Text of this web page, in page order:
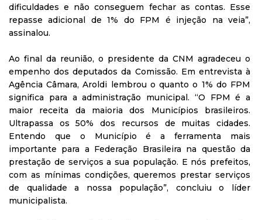
dificuldades e não conseguem fechar as contas. Esse
repasse adicional de 1% do FPM é injeção na veia”,
assinalou.
Ao final da reunião, o presidente da CNM agradeceu o
empenho dos deputados da Comissão. Em entrevista à
Agência Câmara, Aroldi lembrou o quanto o 1% do FPM
significa para a administração municipal. “O FPM é a
maior receita da maioria dos Municípios brasileiros.
Ultrapassa os 50% dos recursos de muitas cidades.
Entendo que o Município é a ferramenta mais
importante para a Federação Brasileira na questão da
prestação de serviços a sua população. E nós prefeitos,
com as mínimas condições, queremos prestar serviços
de qualidade a nossa população”, concluiu o líder
municipalista.